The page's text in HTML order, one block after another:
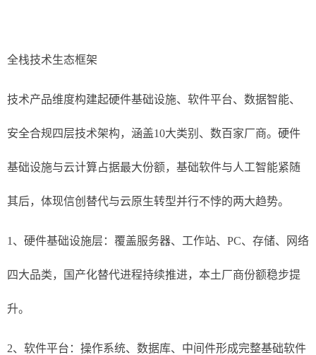
全栈技术生态框架
技术产品维度构建起硬件基础设施、软件平台、数据智能、
安全合规四层技术架构，涵盖10大类别、数百家厂商。硬件
基础设施与云计算占据最大份额，基础软件与人工智能紧随
其后，体现信创替代与云原生转型并行不悖的两大趋势。
1、硬件基础设施层：覆盖服务器、工作站、PC、存储、网络
四大品类，国产化替代进程持续推进，本土厂商份额稳步提
升。
2、软件平台：操作系统、数据库、中间件形成完整基础软件